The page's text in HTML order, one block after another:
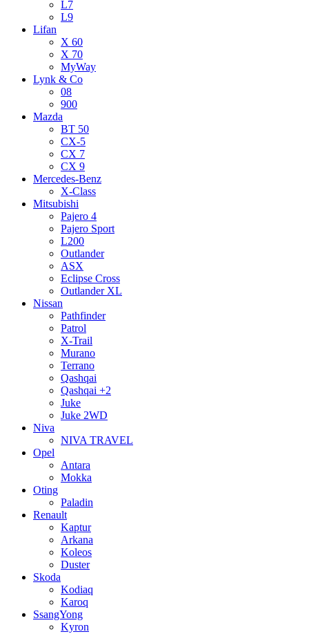
L7
L9
Lifan
X 60
X 70
MyWay
Lynk & Co
08
900
Mazda
BT 50
CX-5
CX 7
CX 9
Mercedes-Benz
X-Class
Mitsubishi
Pajero 4
Pajero Sport
L200
Outlander
ASX
Eclipse Cross
Outlander XL
Nissan
Pathfinder
Patrol
X-Trail
Murano
Terrano
Qashqai
Qashqai +2
Juke
Juke 2WD
Niva
NIVA TRAVEL
Opel
Antara
Mokka
Oting
Paladin
Renault
Kaptur
Arkana
Koleos
Duster
Skoda
Kodiaq
Karoq
SsangYong
Kyron